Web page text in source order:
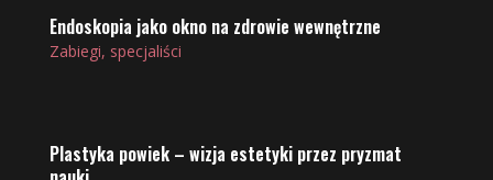
Endoskopia jako okno na zdrowie wewnętrzne
Zabiegi, specjaliści
Plastyka powiek – wizja estetyki przez pryzmat